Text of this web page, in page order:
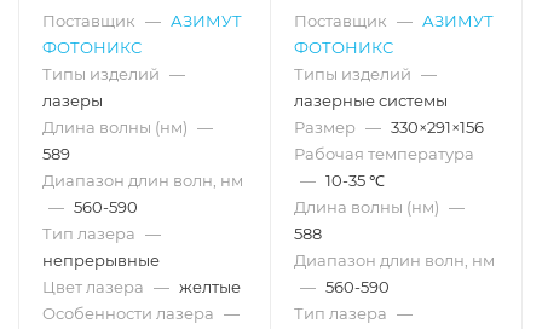
Поставщик — АЗИМУТ
ФОТОНИКС
Типы изделий —
лазеры
Длина волны (нм) —
589
Диапазон длин волн, нм
— 560-590
Тип лазера —
непрерывные
Цвет лазера — желтые
Особенности лазера —
Поставщик — АЗИМУТ
ФОТОНИКС
Типы изделий —
лазерные системы
Размер — 330×291×156
Рабочая температура
— 10-35 ℃
Длина волны (нм) —
588
Диапазон длин волн, нм
— 560-590
Тип лазера —